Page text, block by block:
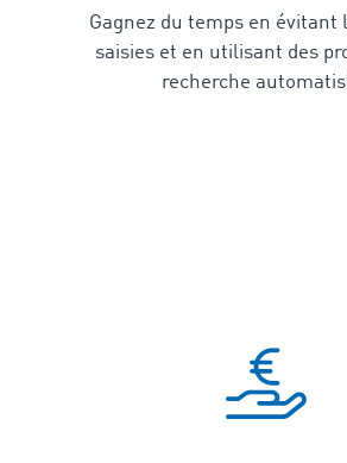
Gagnez du temps en évitant
saisies et en utilisant des
recherche